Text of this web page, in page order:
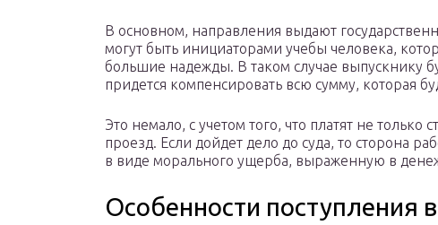
В основном, направления выдают
могут быть инициаторами учебы человека,
большие надежды. В таком случае выпускнику
придется компенсировать всю сумму, которая
Это немало, с учетом того, что платят не
проезд. Если дойдет дело до суда, то сторона
в виде морального ущерба, выраженную в
Особенности поступления